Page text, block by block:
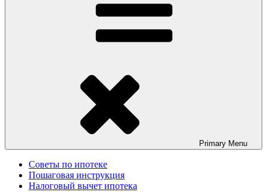
Primary Menu
Советы по ипотеке
Пошаговая инструкция
Налоговый вычет ипотека